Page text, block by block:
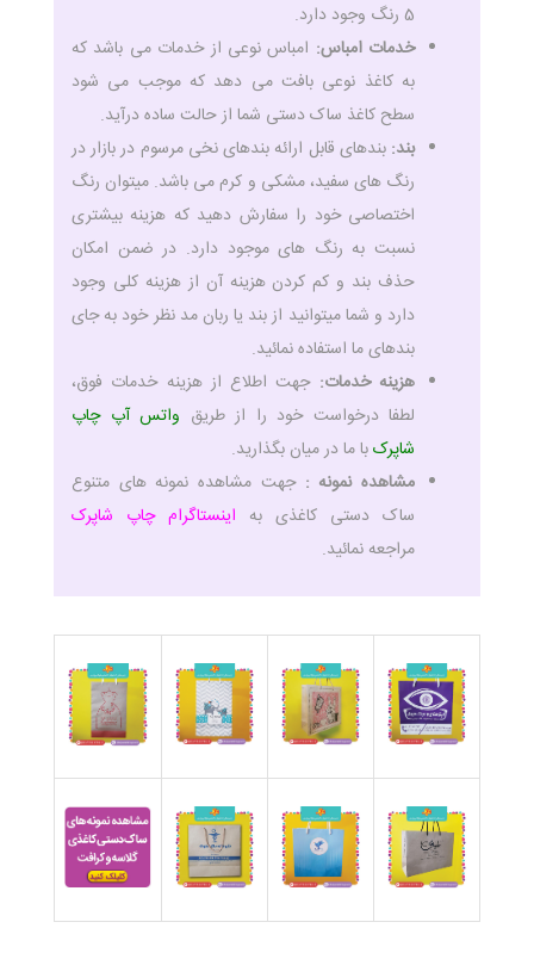
5 رنگ وجود دارد.
خدمات امباس: امباس نوعی از خدمات می باشد که
به کاغذ نوعی بافت می دهد که موجب می شود
سطح کاغذ ساک دستی شما از حالت ساده درآید.
بند:بندهای قابل ارائه بندهای نخی مرسوم در بازار در
رنگ های سفید، مشکی و کرم می باشد. میتوان رنگ
اختصاصی خود را سفارش دهید که هزینه بیشتری
نسبت به رنگ های موجود دارد. در ضمن امکان
حذف بند و کم کردن هزینه آن از هزینه کلی وجود
دارد و شما میتوانید از بند یا ربان مد نظر خود به جای
بندهای ما استفاده نمائید.
هزینه خدمات:جهت اطلاع از هزینه خدمات فوق،
لطفا درخواست خود را از طریق واتس آپ چاپ
شاپرکبا ما در میان بگذارید.
مشاهده نمونه :جهت مشاهده نمونه های متنوع
ساک دستی کاغذی به اینستاگرام چاپ شاپرک
مراجعه نمائید.